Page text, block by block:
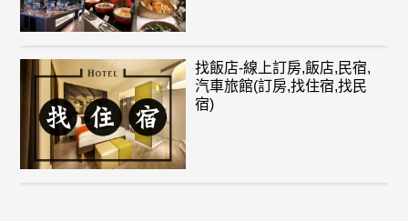
找飯店-線上訂房,飯店,民宿,
汽車旅館(訂房,找住宿,找民
宿)